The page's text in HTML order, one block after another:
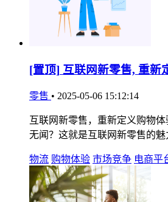
[置顶] 互联网新零售, 重新
零售 • 2025-05-06 15:12:14
互联网新零售，重新定义购物
无闻？这就是互联网新零售的
物流 购物体验 市场竞争 电商平